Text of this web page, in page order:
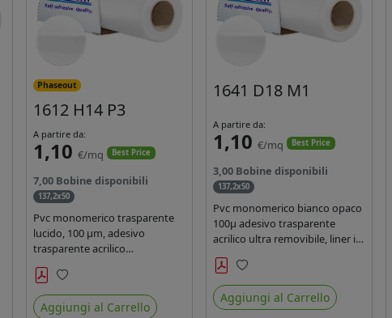
Phaseout
1612 H14 P3
A partire da:
1,10 €/mq Best Price
7,00 Bobine disponibili
137,2x50
Pvc monomerico trasparente
lucido, 100 µm, adesivo
trasparente acrilico
permanente durata 3 anni, liner
in carta kraft monosiliconata da
135 gr, REACH compliant per
stampa con inchiostri solvente
Preferiti
Aggiungi al Carrello
1641 D18 M1
A partire da:
1,10 €/mq Best Price
3,00 Bobine disponibili
137,2x50
Pvc monomerico bianco opaco
100µ adesivo trasparente
acrilico ultra removibile, liner in
carta kraft da 140gr/mq. Durata
3 anni. Dotato di certificato FR
B1 e conforme alla normativa
REACH.
Preferiti
Aggiungi al Carrello